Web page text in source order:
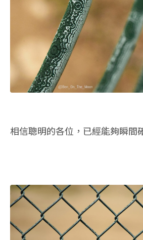
相信聰明的各位，已經能夠瞬間